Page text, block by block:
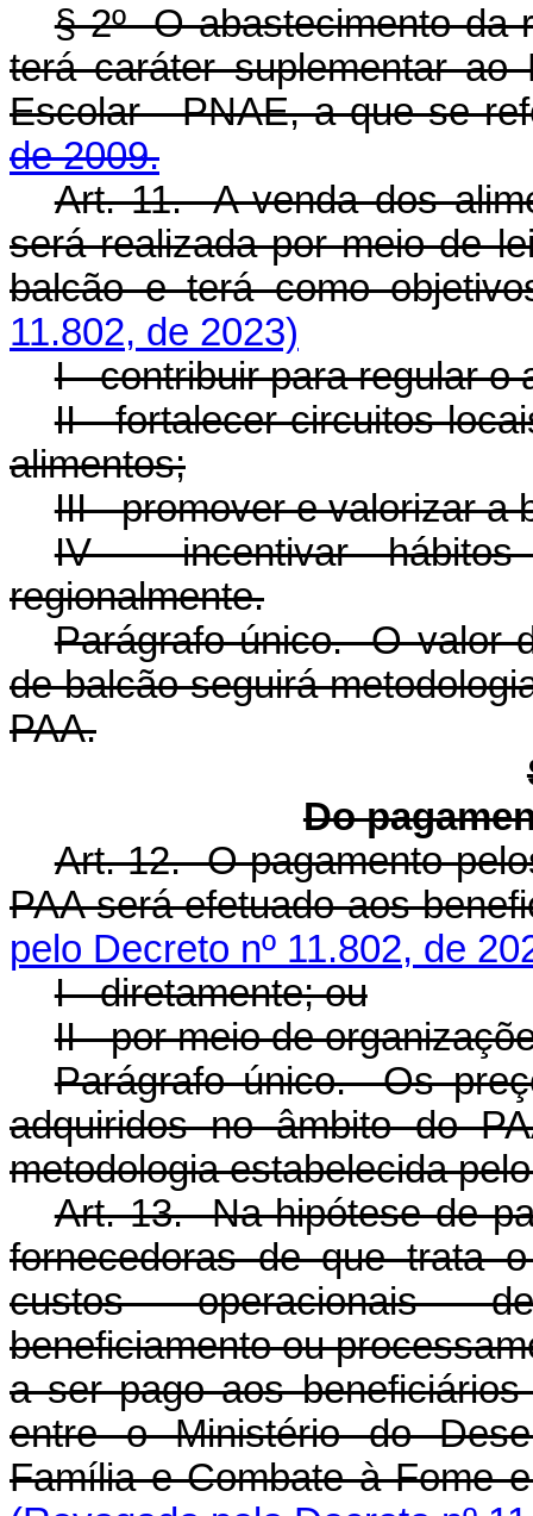
§ 2º O abastecimento da
terá caráter suplementar ao
Escolar - PNAE, a que se
de 2009.
Art. 11. A venda dos
será realizada por meio de
balcão e terá como
11.802, de 2023)
I - contribuir para regular o
II - fortalecer circuitos
alimentos;
III - promover e valorizar a
IV - incentivar hábitos
regionalmente.
Parágrafo único. O valor
de balcão seguirá
PAA.
Do
Art. 12. O pagamento
PAA será efetuado aos
pelo Decreto nº 11.802, de
I - diretamente; ou
II - por meio de
Parágrafo único. Os
adquiridos no âmbito do
metodologia estabelecida
Art. 13. Na hipótese de
fornecedoras de que trata
custos operacionais
beneficiamento ou
a ser pago aos
entre o Ministério do
Família e Combate à